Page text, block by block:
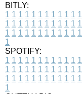
BITLY:
1 1 1 1 1 1 1 1 1 1 1 1
1 1 1 1 1 1 1 1 1 1 1 1
1 1 1 1 1 1 1 1 1 1 1 1
1
SPOTIFY:
1 1 1 1 1 1 1 1 1 1 1 1
1 1 1 1 1 1 1 1 1 1 1 1
1 1 1 1 1 1 1 1 1 1 1 1
1